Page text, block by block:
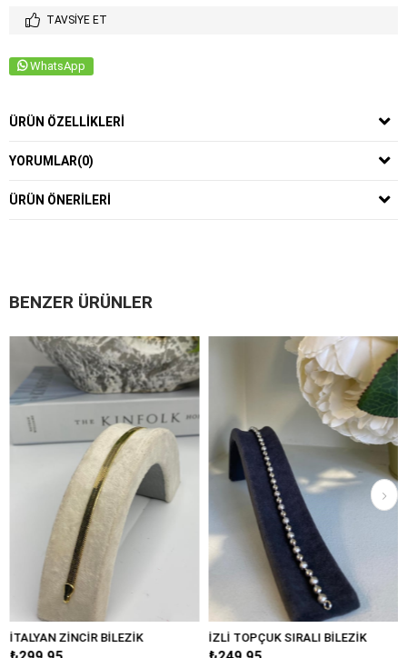
TAVSIYE ET
WhatsApp
ÜRÜN ÖZELLIKLERI
YORUMLAR(0)
ÜRÜN ÖNERILERI
BENZER ÜRÜNLER
ZİNCİR BİLEZİK İZLİ TOPÇUK SIRALI BİLEZİK